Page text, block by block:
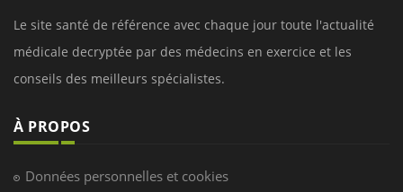
Le site santé de référence avec chaque jour toute l'actualité
médicale decryptée par des médecins en exercice et les
conseils des meilleurs spécialistes.
À PROPOS
Données personnelles et cookies